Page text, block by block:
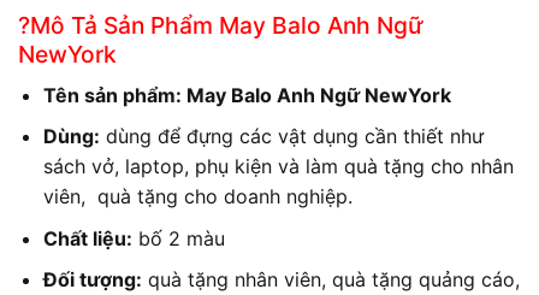
?Mô Tả Sản Phẩm May Balo Anh Ngữ
NewYork
Tên sản phẩm: May Balo Anh Ngữ NewYork
Dùng: dùng để đựng các vật dụng cần thiết như
sách vở, laptop, phụ kiện và làm quà tặng cho nhân
viên, quà tặng cho doanh nghiệp.
Chất liệu: bố 2 màu
Đối tượng: quà tặng nhân viên, quà tặng quảng cáo,